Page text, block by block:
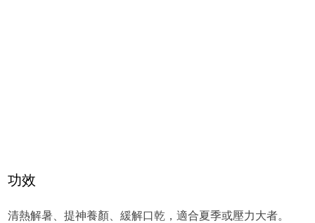
功效
清熱解暑、提神養顏、緩解口乾，適合夏季或壓力大者。